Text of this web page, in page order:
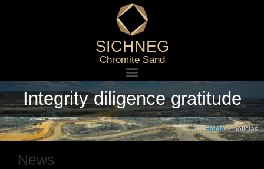
SICHNEG
Chromite Sand
Integrity diligence gratitude
Home>Noticias
News